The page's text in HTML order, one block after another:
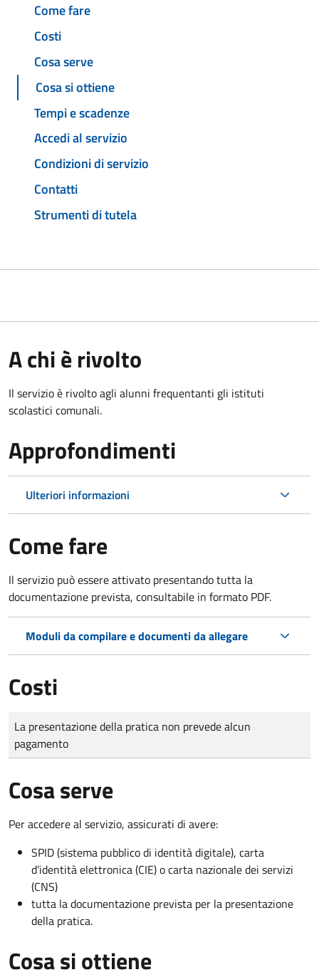
Come fare
Costi
Cosa serve
Cosa si ottiene
Tempi e scadenze
Accedi al servizio
Condizioni di servizio
Contatti
Strumenti di tutela
A chi è rivolto
Il servizio è rivolto agli alunni frequentanti gli istituti
scolastici comunali.
Approfondimenti
Ulteriori informazioni
Come fare
Il servizio può essere attivato presentando tutta la
documentazione prevista, consultabile in formato PDF.
Moduli da compilare e documenti da allegare
Costi
Tipo di pagamento
Importo
La presentazione della pratica non prevede alcun
pagamento
Cosa serve
Per accedere al servizio, assicurati di avere:
SPID (sistema pubblico di identità digitale), carta
d’identità elettronica (CIE) o carta nazionale dei servizi
(CNS)
tutta la documentazione prevista per la presentazione
della pratica.
Cosa si ottiene